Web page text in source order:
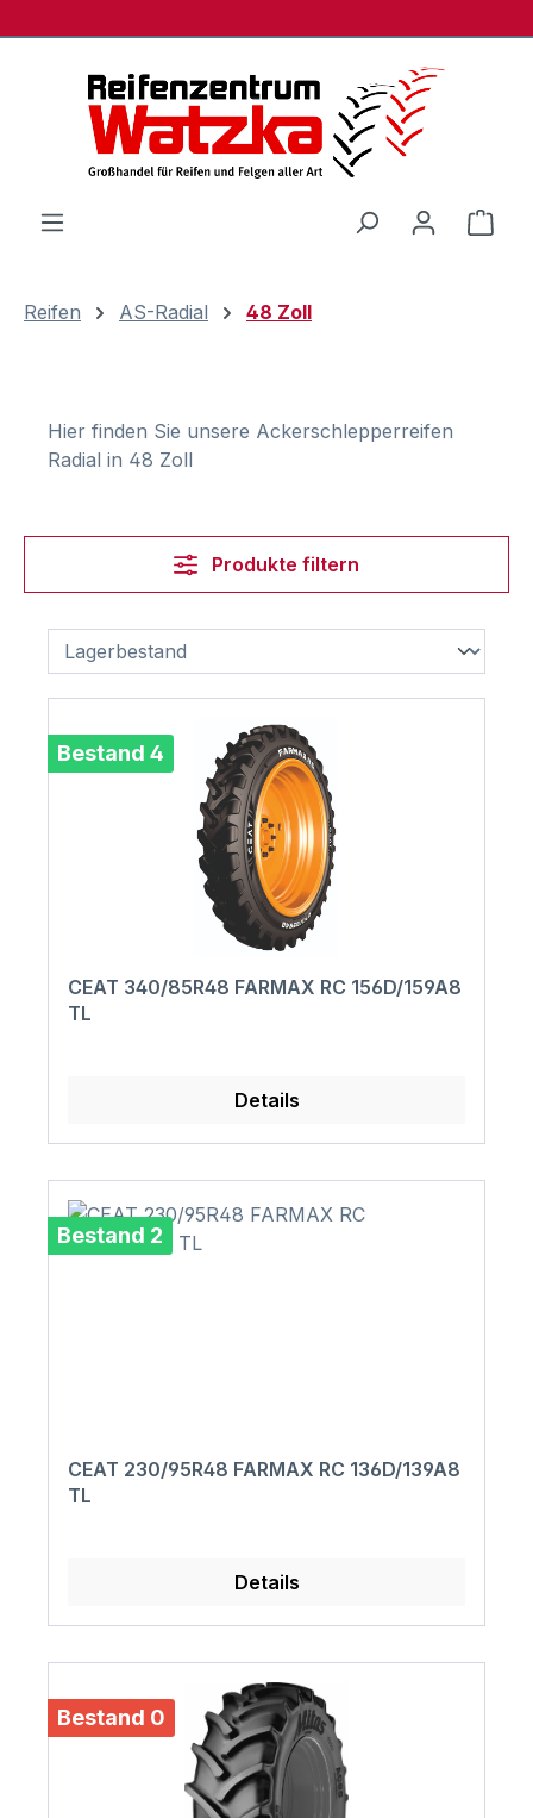
Reifen AS-Radial 48 Zoll
Hier finden Sie unsere Ackerschlepperreifen
Radial in 48 Zoll
Produkte filtern
Bestand 4
CEAT 340/85R48 FARMAX RC 156D/159A8
TL
Details
Bestand 2
CEAT 230/95R48 FARMAX RC 136D/139A8
TL
Details
Bestand 0